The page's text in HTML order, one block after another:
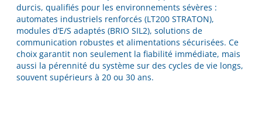
durcis, qualifiés pour les environnements sévères :
automates industriels renforcés (LT200 STRATON),
modules d’E/S adaptés (BRIO SIL2), solutions de
communication robustes et alimentations sécurisées. Ce
choix garantit non seulement la fiabilité immédiate, mais
aussi la pérennité du système sur des cycles de vie longs,
souvent supérieurs à 20 ou 30 ans.